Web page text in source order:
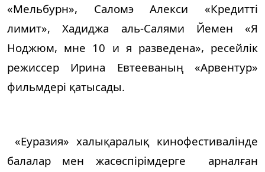
«Мельбурн», Саломэ Алекси «Кредитті
лимит», Хадиджа аль-Салями Йемен «Я
Ноджюм, мне 10 и я разведена», ресейлік
режиссер Ирина Евтееваның «Арвентур»
фильмдері қатысады.
«Еуразия» халықаралық кинофестивалінде
балалар мен жасөспірімдерге арналған